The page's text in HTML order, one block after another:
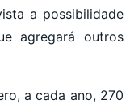
a possibilidade
agregará outros
a cada ano, 270